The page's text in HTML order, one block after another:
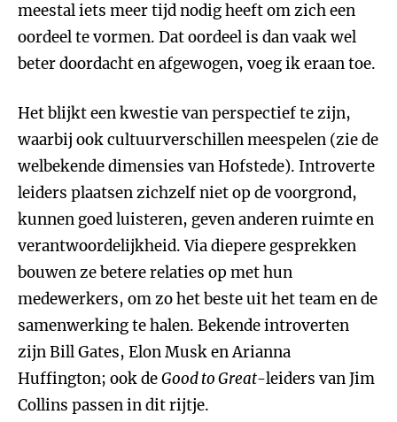
meestal iets meer tijd nodig heeft om zich een
oordeel te vormen. Dat oordeel is dan vaak wel
beter doordacht en afgewogen, voeg ik eraan toe.
Het blijkt een kwestie van perspectief te zijn,
waarbij ook cultuurverschillen meespelen (zie de
welbekende dimensies van Hofstede). Introverte
leiders plaatsen zichzelf niet op de voorgrond,
kunnen goed luisteren, geven anderen ruimte en
verantwoordelijkheid. Via diepere gesprekken
bouwen ze betere relaties op met hun
medewerkers, om zo het beste uit het team en de
samenwerking te halen. Bekende introverten
zijn Bill Gates, Elon Musk en Arianna
Huffington; ook deGood to Great-leiders van Jim
Collins passen in dit rijtje.